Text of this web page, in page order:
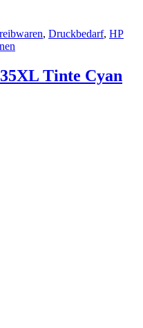
, Druckbedarf, HP
Tinte Cyan